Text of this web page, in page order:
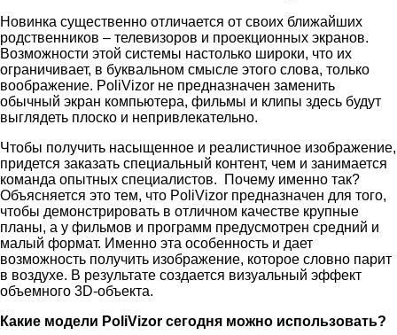
Новинка существенно отличается от своих ближайших
родственников – телевизоров и проекционных экранов.
Возможности этой системы настолько широки, что их
ограничивает, в буквальном смысле этого слова, только
воображение. PoliVizor не предназначен заменить
обычный экран компьютера, фильмы и клипы здесь будут
выглядеть плоско и непривлекательно.
Чтобы получить насыщенное и реалистичное изображение,
придется заказать специальный контент, чем и занимается
команда опытных специалистов. Почему именно так?
Объясняется это тем, что PoliVizor предназначен для того,
чтобы демонстрировать в отличном качестве крупные
планы, а у фильмов и программ предусмотрен средний и
малый формат. Именно эта особенность и дает
возможность получить изображение, которое словно парит
в воздухе. В результате создается визуальный эффект
объемного 3D-объекта.
Какие модели PoliVizor сегодня можно использовать?